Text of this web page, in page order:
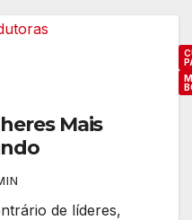
Mais
de líderes,